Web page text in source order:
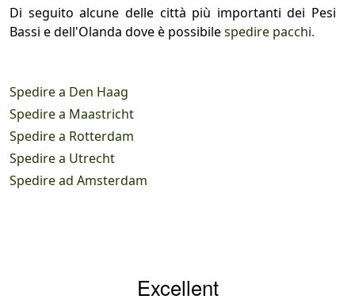
Di seguito alcune delle città più importanti dei Pesi
Bassi e dell'Olanda dove è possibilespedire pacchi.
Spedire a Den Haag
Spedire a Maastricht
Spedire a Rotterdam
Spedire a Utrecht
Spedire ad Amsterdam
Excellent